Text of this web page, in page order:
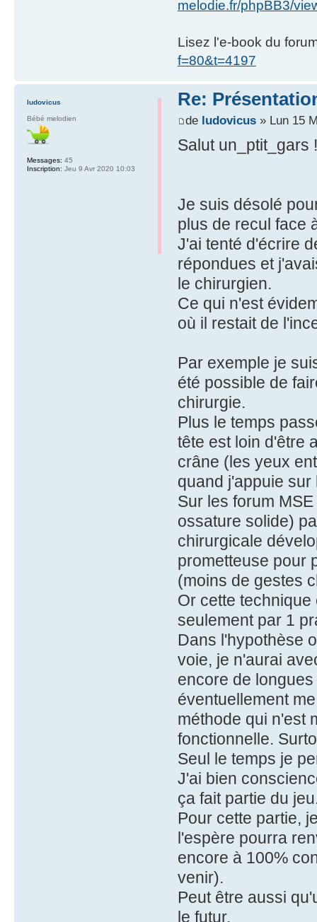
melodie.fr/phpBB3/
Lisez l'e-book du
f=80&t=4197
Re:
de ludovicus» Lun 15
Salut un_ptit_gars !
Je suis désolé
plus de recul face
J'ai tenté d'écrire
répondues et
le chirurgien.
Ce qui n'est
où il restait de
Par exemple je
été possible de
chirurgie.
Plus le temps
tête est loin d'être
crâne (les yeux
quand j'appuie sur
Sur les forum
ossature solide)
chirurgicale
prometteuse pour
(moins de gestes
Or cette
seulement par 1
Dans l'hypothèse
voie, je n'aurai
encore de
éventuellement
méthode qui n'est
fonctionnelle.
Seul le temps je
J'ai bien
ça fait partie du
Pour cette partie,
l'espère pourra
encore à 100%
venir).
Peut être aussi
le futur.
ludovicus
Bébé melodien
Messages: 45
Inscription: Jeu 9 Avr 2020 10:03